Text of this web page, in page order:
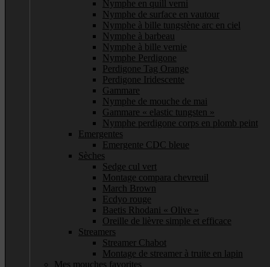
Nymphe en quill verni
Nymphe de surface en vautour
Nymphe à bille tungstène arc en ciel
Nymphe à barbeau
Nymphe à bille vernie
Nymphe Perdigone
Perdigone Tag Orange
Perdigone Iridescente
Gammare
Nymphe de mouche de mai
Gammare « elastic tungsten »
Nymphe perdigone corps en plomb peint
Emergentes
Emergente CDC bleue
Sèches
Sedge cul vert
Montage compara chevreuil
March Brown
Ecdyo rouge
Baetis Rhodani « Olive »
Oreille de lièvre simple et efficace
Streamers
Streamer Chabot
Montage de streamer à truite en lapin
Mes mouches favorites